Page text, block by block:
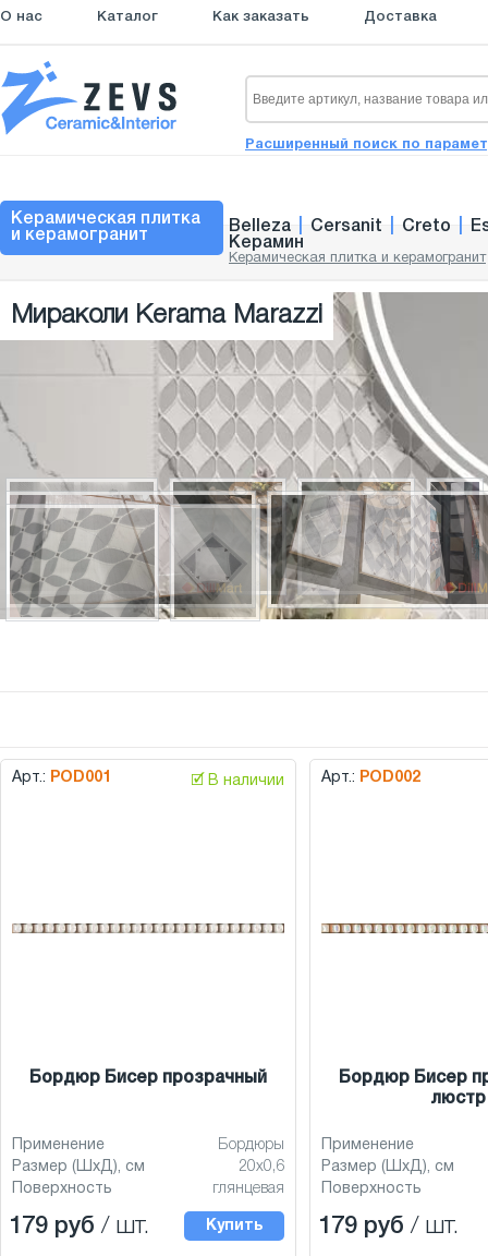
О нас Каталог Как заказать Доставка
Расширенный поиск по
Керамическая плитка
и керамогранит
Belleza Cersanit Creto
Керамин
Керамическая плитка и керамогранит
Мираколи Kerama Marazzi
Арт.: POD001 🗹 В наличии
Бордюр Бисер прозрачный
Применение
Бордюры
Размер (ШхД), см
20x0,6
Поверхность
глянцевая
179 руб / шт. Купить
Арт.: POD002
Бордюр Бисер
люстр
Применение
Размер (ШхД), см
Поверхность
179 руб / шт.